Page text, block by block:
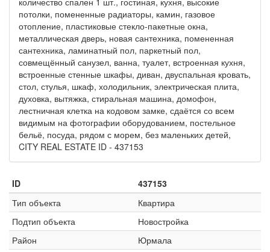
потолки, помененные радиаторы, камин, газовое
отопление, пластиковые стекло-пакетные окна,
металлическая дверь, новая сантехника, помененная
сантехника, ламинатный пол, паркетный пол,
совмещённый санузел, ванна, туалет, встроенная кухня,
встроенные стенные шкафы, диван, двуспальная кровать,
стол, стулья, шкаф, холодильник, электрическая плита,
духовка, вытяжка, стиральная машина, домофон,
лестничная клетка на кодовом замке, сдаётся со всем
видимым на фотографии оборудованием, постельное
бельё, посуда, рядом с морем, без маленьких детей,
CITY REAL ESTATE ID - 437153
ID
437153
Тип объекта
Квартира
Подтип объекта
Новостройка
Район
Юрмала